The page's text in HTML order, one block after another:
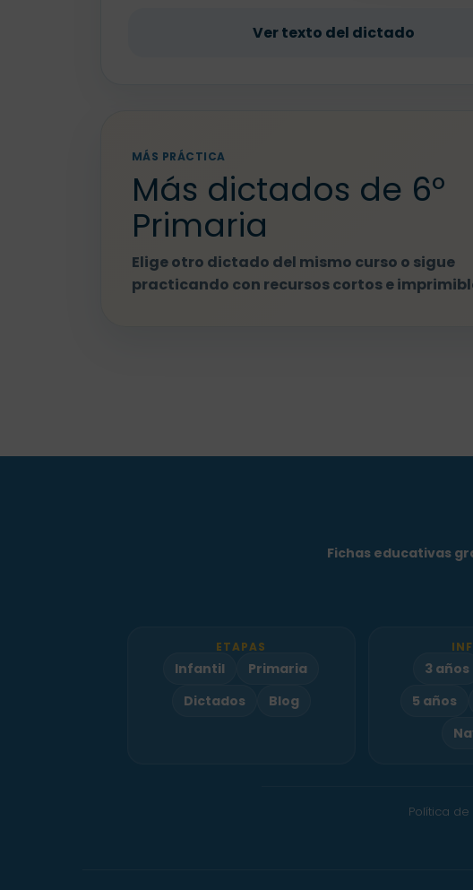
Ver texto del dictado
MÁS PRÁCTICA
Más dictados de 6º
Primaria
Elige otro dictado del mismo curso o sigue
practicando con recursos cortos e
Fichas educativas
ETAPAS
Infantil
Primaria
Dictados
Blog
3 años
5 años
Política